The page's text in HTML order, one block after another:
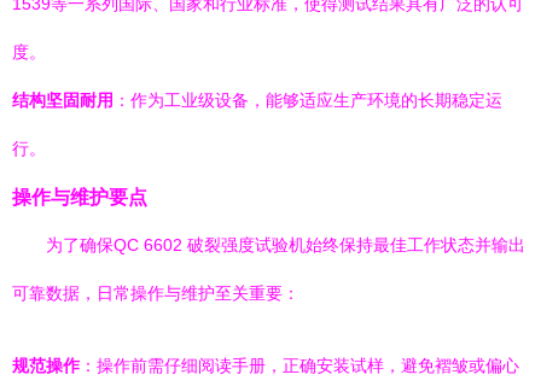
度。
结构坚固耐用 ：作为工业级设备，能够适应生产环境的长期稳定运
行。
操作与维护要点
为了确保QC 6602 破裂强度试验机始终保持最佳工作状态并输出
可靠数据，日常操作与维护至关重要：
规范操作：操作前需仔细阅读手册，正确安装试样，避免褶皱或偏心